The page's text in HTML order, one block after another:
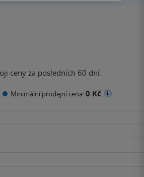
ceny za posledních 60 dní.
Minimální prodejní cena:0 Kč